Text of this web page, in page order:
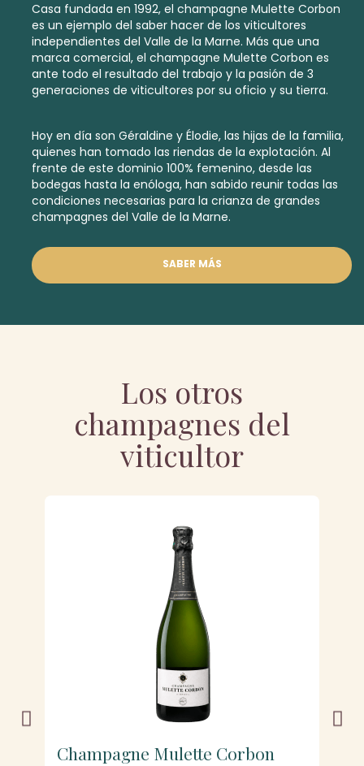
Casa fundada en 1992, el champagne Mulette Corbon
es un ejemplo del saber hacer de los viticultores
independientes del Valle de la Marne. Más que una
marca comercial, el champagne Mulette Corbon es
ante todo el resultado del trabajo y la pasión de 3
generaciones de viticultores por su oficio y su tierra.
Hoy en día son Géraldine y Élodie, las hijas de la familia,
quienes han tomado las riendas de la explotación. Al
frente de este dominio 100% femenino, desde las
bodegas hasta la enóloga, han sabido reunir todas las
condiciones necesarias para la crianza de grandes
champagnes del Valle de la Marne.
SABER MÁS
Los otros
champagnes del
viticultor
Champagne Mulette Corbon